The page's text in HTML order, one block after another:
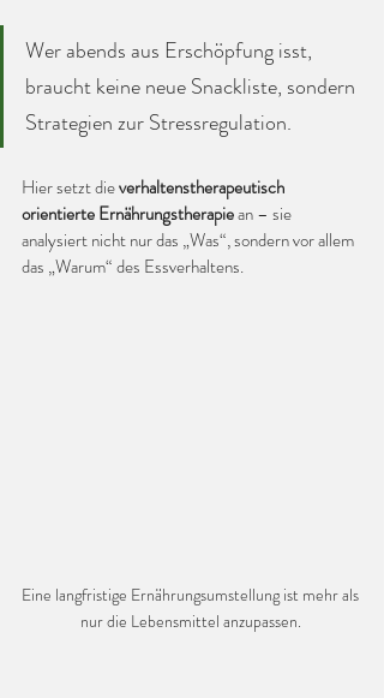
Wer abends aus Erschöpfung isst,
braucht keine neue Snackliste, sondern
Strategien zur Stressregulation.
Hier setzt die verhaltenstherapeutisch
orientierte Ernährungstherapie an – sie
analysiert nicht nur das „Was“, sondern vor allem
das „Warum“ des Essverhaltens.
Eine langfristige Ernährungsumstellung ist mehr als
nur die Lebensmittel anzupassen.